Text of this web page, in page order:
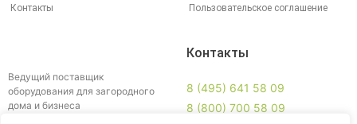
Ведущий поставщик
оборудования для загородного
дома и бизнеса
Контакты
Пользовательское соглашение
Контакты
8 (495) 641 58 09
8 (800) 700 58 09